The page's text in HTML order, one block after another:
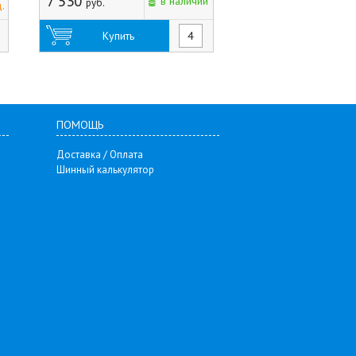
руб.
Купить
ПОМОЩЬ
Доставка / Оплата
Шинный калькулятор